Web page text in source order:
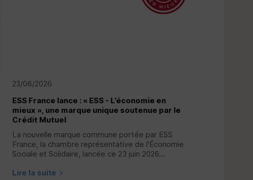
23/06/2026
ESS France lance : « ESS - L’économie en
mieux », une marque unique soutenue par le
Crédit Mutuel
La nouvelle marque commune portée par ESS
France, la chambre représentative de l'Économie
Sociale et Solidaire, lancée ce 23 juin 2026...
Lire la suite